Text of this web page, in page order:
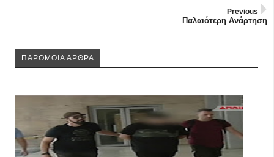
Previous
Παλαιότερη Ανάρτηση
ΠΑΡΟΜΟΙΑ ΑΡΘΡΑ